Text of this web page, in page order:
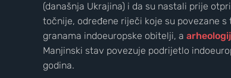
(današnja Ukrajina) i da su nastali prije
točnije, određene riječi koje su povezane
granama indoeuropske obitelji, a
Manjinski stav povezuje podrijetlo
godina.